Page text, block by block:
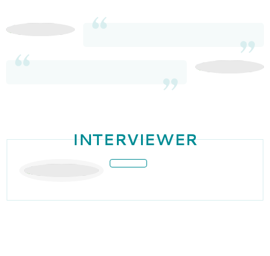
INTERVIEWER